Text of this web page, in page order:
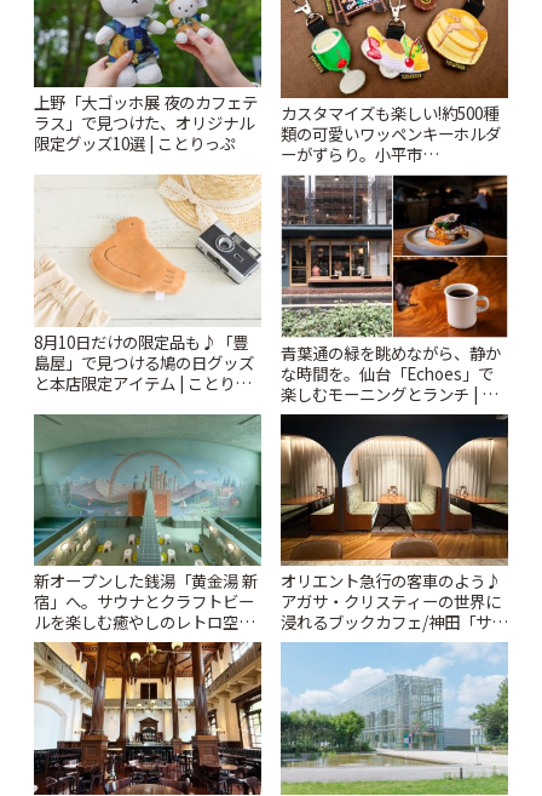
上野「大ゴッホ展 夜のカフェテ
ラス」で見つけた、オリジナル
限定グッズ10選 | ことりっぷ
カスタマイズも楽しい!約500種
類の可愛いワッペンキーホルダ
ーがずらり。小平市
「Kimamaya T&K」 | ことりっ
ぷ
8月10日だけの限定品も♪「豊
島屋」で見つける鳩の日グッズ
と本店限定アイテム | ことりっ
青葉通の緑を眺めながら、静か
な時間を。仙台「Echoes」で
楽しむモーニングとランチ | こ
とりっぷ
新オープンした銭湯「黄金湯 新
宿」へ。サウナとクラフトビー
ルを楽しむ癒やしのレトロ空間
| ことりっぷ
オリエント急行の客車のよう♪
アガサ・クリスティーの世界に
浸れるブックカフェ/神田「サロ
ンクリスティ」 | ことりっぷ